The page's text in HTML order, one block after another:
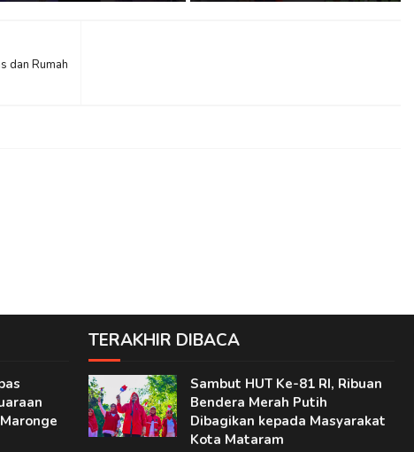
dan Rumah
TERAKHIR DIBACA
Sambut HUT Ke-81 RI, Ribuan
Bendera Merah Putih
Dibagikan kepada Masyarakat
Kota Mataram